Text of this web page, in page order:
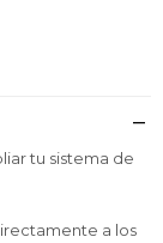
tu sistema de
a los